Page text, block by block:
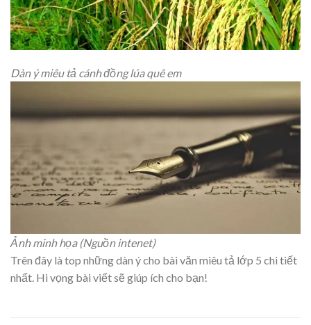
Dàn ý miêu tả cánh đồng lúa quê em
Ảnh minh họa (Nguồn intenet)
Trên đây là top những dàn ý cho bài văn miêu tả lớp 5 chi tiết
nhất. Hi vọng bài viết sẽ giúp ích cho bạn!